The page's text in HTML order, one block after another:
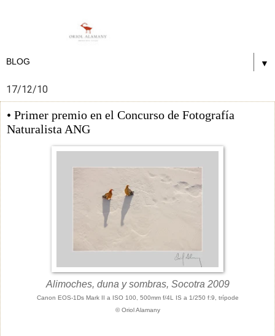
▼
17/12/10
• Primer premio en el Concurso de Fotografía
Naturalista ANG
Alimoches, duna y sombras, Socotra 2009
Canon EOS-1Ds Mark II a ISO 100, 500mm f/4L IS a 1/250 f:9, trípode
© Oriol Alamany